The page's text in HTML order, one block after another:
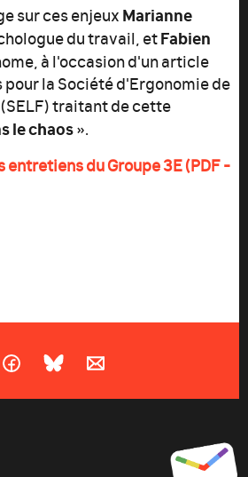
sur ces enjeuxMarianne
du travail, etFabien
à l'occasion d'un article
la Société d'Ergonomie de
traitant de cette
le chaos».
du Groupe 3E (PDF -